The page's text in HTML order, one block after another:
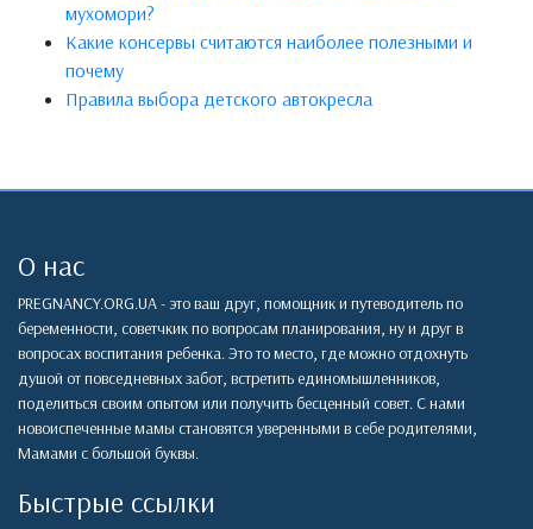
мухомори?
Какие консервы считаются наиболее полезными и
почему
Правила выбора детского автокресла
О нас
PREGNANCY.ORG.UA - это ваш друг, помощник и путеводитель по
беременности, советчкик по вопросам планирования, ну и друг в
вопросах воспитания ребенка. Это то место, где можно отдохнуть
душой от повседневных забот, встретить единомышленников,
поделиться своим опытом или получить бесценный совет. С нами
новоиспеченные мамы становятся уверенными в себе родителями,
Мамами с большой буквы.
Быстрые ссылки